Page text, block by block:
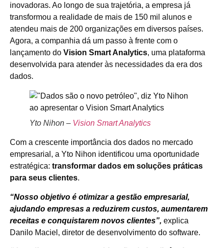
inovadoras. Ao longo de sua trajetória, a empresa já
transformou a realidade de mais de 150 mil alunos e
atendeu mais de 200 organizações em diversos países.
Agora, a companhia dá um passo à frente com o
lançamento do Vision Smart Analytics, uma plataforma
desenvolvida para atender às necessidades da era dos
dados.
Yto Nihon – Vision Smart Analytics
Com a crescente importância dos dados no mercado
empresarial, a Yto Nihon identificou uma oportunidade
estratégica: transformar dados em soluções práticas
para seus clientes.
“Nosso objetivo é otimizar a gestão empresarial,
ajudando empresas a reduzirem custos, aumentarem
receitas e conquistarem novos clientes”, explica
Danilo Maciel, diretor de desenvolvimento do software.